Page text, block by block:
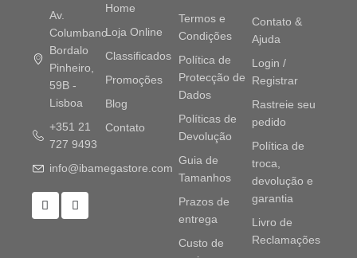
Av.
Columbano
Bordalo
Pinheiro,
59B -
Lisboa
+351 21
727 9493
info@ibamegastore.com
Home
Loja Online
Classificados
Promoções
Blog
Contato
Termos e
Condições
Política de
Protecção de
Dados
Políticas de
Devolução
Guia de
Tamanhos
Prazos de
entrega
Custo de
Contato &
Ajuda
Login /
Registrar
Rastreie seu
pedido
Política de
troca,
devolução e
garantia
Livro de
Reclamações